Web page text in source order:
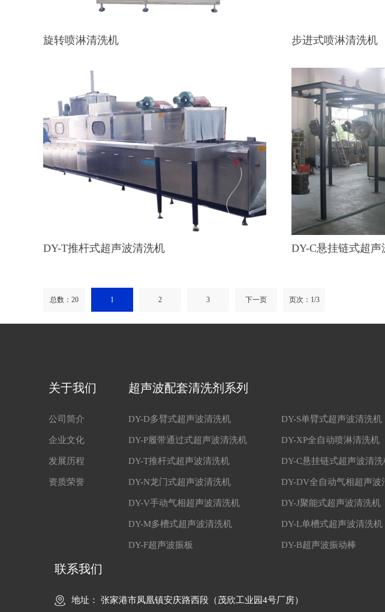
旋转喷淋清洗机 步进式喷淋清洗机
DY-T推杆式超声波清洗机 DY-C悬挂链式超
总数：20 1 2 3 下一页 页次：1/3
关于我们
公司简介
企业文化
发展历程
资质荣誉
超声波配套清洗剂系列
DY-D多臂式超声波清洗机 DY-S单臂式超声波清洗机
DY-P履带通过式超声波清洗机 DY-XP全自动喷淋清洗机
DY-T推杆式超声波清洗机 DY-C悬挂链式超声波清洗
DY-N龙门式超声波清洗机 DY-DV全自动气相超声波
DY-V手动气相超声波清洗机 DY-J聚能式超声波清洗机
DY-M多槽式超声波清洗机 DY-L单槽式超声波清洗机
DY-F超声波振板 DY-B超声波振动棒
联系我们
地址： 张家港市凤凰镇安庆路西段（茂欣工业园4号厂房）